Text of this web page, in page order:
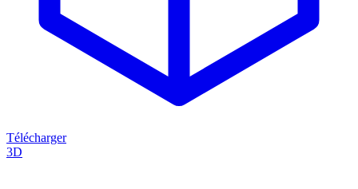
Télécharger
3D